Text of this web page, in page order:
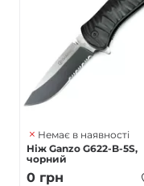
Немає в наявності
Ніж Ganzo G622-B-5S,
чорний
0 грн